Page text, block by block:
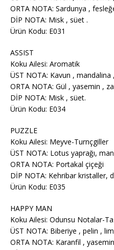
ORTA NOTA: Sardunya ,
DİP NOTA: Misk , süet .
Ürün Kodu: E031
ASSIST
Koku Ailesi: Aromatik
ÜST NOTA: Kavun , mandalina
ORTA NOTA: Gül , yasemin ,
DİP NOTA: Misk , süet.
Ürün Kodu: E034
PUZZLE
Koku Ailesi: Meyve-Turnçgiller
ÜST NOTA: Lotus yaprağı,
ORTA NOTA: Portakal çiçeği
DİP NOTA: Kehribar kristaller,
Ürün Kodu: E035
HAPPY MAN
Koku Ailesi: Odunsu Notalar-
ÜST NOTA: Biberiye , pelin ,
ORTA NOTA: Karanfil ,